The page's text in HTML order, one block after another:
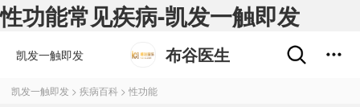
性功能常见疾病-凯发一触即发
凯发一触即发 布谷医生
凯发一触即发 > 疾病百科 > 性功能